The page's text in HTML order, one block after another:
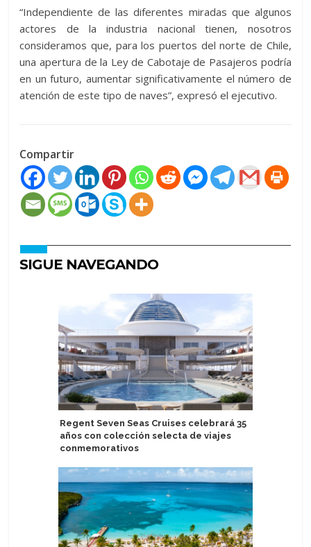
“Independiente de las diferentes miradas que algunos
actores de la industria nacional tienen, nosotros
consideramos que, para los puertos del norte de Chile,
una apertura de la Ley de Cabotaje de Pasajeros podría
en un futuro, aumentar significativamente el número de
atención de este tipo de naves”, expresó el ejecutivo.
Compartir
SIGUE NAVEGANDO
Regent Seven Seas Cruises celebrará 35
años con colección selecta de viajes
conmemorativos